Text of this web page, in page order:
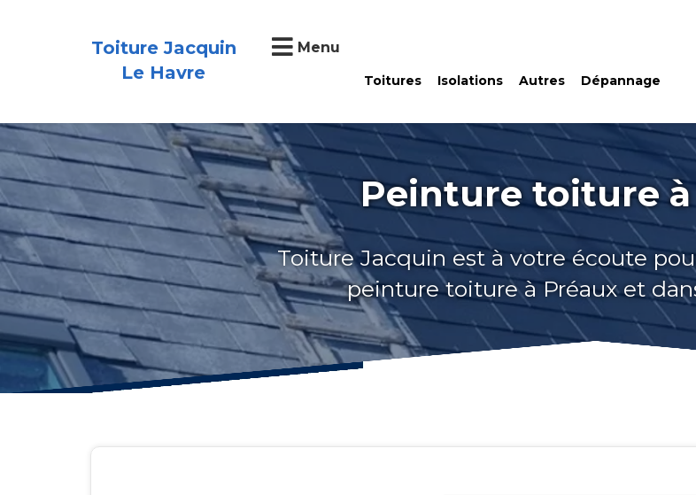
Toiture Jacquin
Le Havre
Menu
Toitures Isolations Autres Dépannage
Peinture toiture à
Toiture Jacquin est à votre écoute
peinture toiture à Préaux et